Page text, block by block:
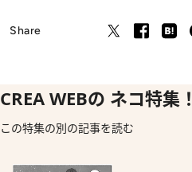
Share
CREA WEBの ネコ特集！
この特集の別の記事を読む